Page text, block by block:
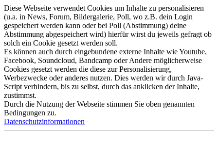
Diese Webseite verwendet Cookies um Inhalte zu personalisieren
(u.a. in News, Forum, Bildergalerie, Poll, wo z.B. dein Login
gespeichert werden kann oder bei Poll (Abstimmung) deine
Abstimmung abgespeichert wird) hierfür wirst du jeweils gefragt ob
solch ein Cookie gesetzt werden soll.
Es können auch durch eingebundene externe Inhalte wie Youtube,
Facebook, Soundcloud, Bandcamp oder Andere möglicherweise
Cookies gesetzt werden die diese zur Personalisierung,
Werbezwecke oder anderes nutzen. Dies werden wir durch Java-
Script verhindern, bis zu selbst, durch das anklicken der Inhalte,
zustimmst.
Durch die Nutzung der Webseite stimmen Sie oben genannten
Bedingungen zu.
Datenschutzinformationen